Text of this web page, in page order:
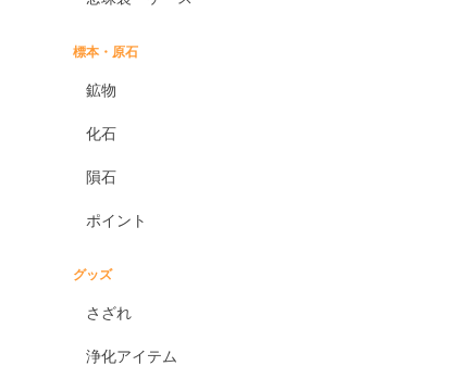
標本・原石
鉱物
化石
隕石
ポイント
グッズ
さざれ
浄化アイテム